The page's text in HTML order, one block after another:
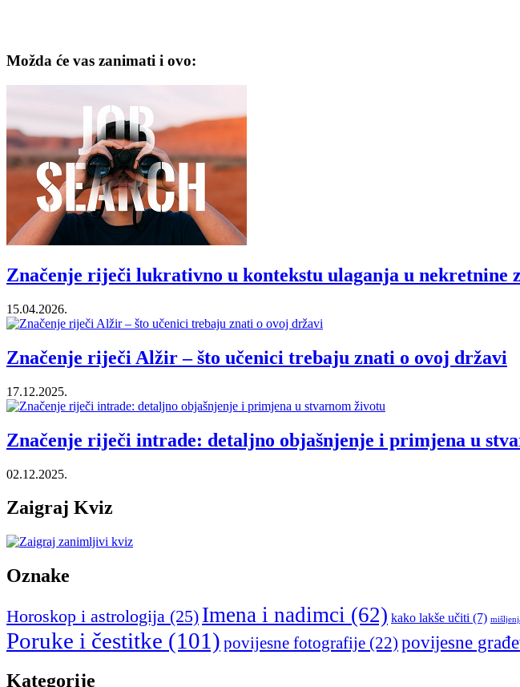
Možda će vas zanimati i ovo:
Značenje riječi lukrativno u kontekstu ulaganja u nekretnine
15.04.2026.
Značenje riječi Alžir – što učenici trebaju znati o ovoj državi
17.12.2025.
Značenje riječi intrade: detaljno objašnjenje i primjena u
02.12.2025.
Zaigraj Kviz
Oznake
Horoskop i astrologija (25) Imena i nadimci (62) kako lakše učiti (7)
Poruke i čestitke (101) povijesne fotografije (22) povijesne
Kategorije